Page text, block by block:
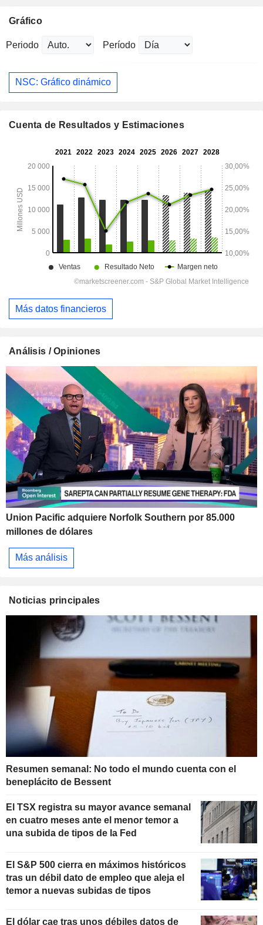
Gráfico
Periodo Período
NSC: Gráfico dinámico
Cuenta de Resultados y Estimaciones
Más datos financieros
Análisis / Opiniones
Union Pacific adquiere Norfolk Southern por 85.000
millones de dólares
Más análisis
Noticias principales
Resumen semanal: No todo el mundo cuenta con el
beneplácito de Bessent
El TSX registra su mayor avance semanal
en cuatro meses ante el menor temor a
una subida de tipos de la Fed
El S&P 500 cierra en máximos históricos
tras un débil dato de empleo que aleja el
temor a nuevas subidas de tipos
El dólar cae tras unos débiles datos de